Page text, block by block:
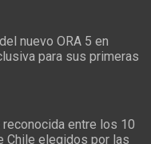
nuevo ORA 5 en
para sus primeras
reconocida entre los 10
Chile elegidos por las